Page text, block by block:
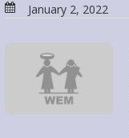
January 2, 2022